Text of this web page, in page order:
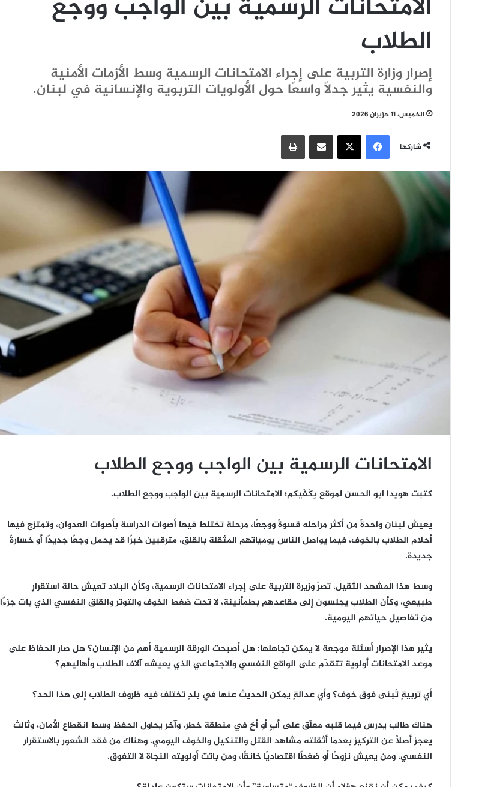
الامتحانات الرسمية بين الواجب ووجع
الطلاب
إصرار وزارة التربية على إجراء الامتحانات الرسمية وسط الأزمات الأمنية
والنفسية يثير جدلًا واسعًا حول الأولويات التربوية والإنسانية في لبنان.
الخميس، 11 حزيران 2026
شاركها
فيسبوك‫X مشاركة عبر البريد طباعة
الامتحانات الرسمية بين الواجب ووجع الطلاب
كتبت هويدا ابو الحسن لموقع بِكَفّيكم؛ الامتحانات الرسمية بين الواجب ووجع الطلاب.
يعيش لبنان واحدةً من أكثر مراحله قسوةً ووجعًا، مرحلة تختلط فيها أصوات الدراسة بأصوات العدوان، وتمتزج فيها
أحلام الطلاب بالخوف، فيما يواصل الناس يومياتهم المثقلة بالقلق، مترقبين خبرًا قد يحمل وجعًا جديدًا أو خسارةً
جديدة.
‎وسط هذا المشهد الثقيل، تصرّ وزيرة التربية على إجراء الامتحانات الرسمية، وكأن البلاد تعيش حالة استقرارٍ
طبيعي، وكأن الطلاب يجلسون إلى مقاعدهم بطمأنينة، لا تحت ضغط الخوف والتوتر والقلق النفسي الذي بات جزءًا
من تفاصيل حياتهم اليومية.
‎يثير هذا الإصرار أسئلة موجعة لا يمكن تجاهلها: هل أصبحت الورقة الرسمية أهم من الإنسان؟ هل صار الحفاظ على
موعد الامتحانات أولوية تتقدّم على الواقع النفسي والاجتماعي الذي يعيشه آلاف الطلاب وأهاليهم؟
‎هناك طالب يدرس فيما قلبه معلّق على أبٍ أو أخٍ في منطقة خطر، وآخر يحاول الحفظ وسط انقطاع الأمان، وثالث
يعجز أصلًا عن التركيز بعدما أثقلته مشاهد القتل والتنكيل والخوف اليومي. وهناك من فقد الشعور بالاستقرار
النفسي، ومن يعيش نزوحًا أو ضغطًا اقتصاديًا خانقًا، ومن باتت أولويته النجاة لا التفوق.